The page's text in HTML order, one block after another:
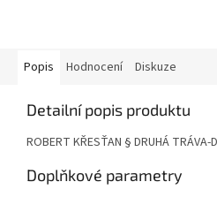
Popis Hodnocení Diskuze
Detailní popis produktu
ROBERT KŘESŤAN § DRUHÁ
Doplňkové parametry